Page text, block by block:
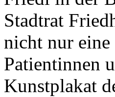
Stadtrat
nicht nur
Patientinnen
Kunstplakat